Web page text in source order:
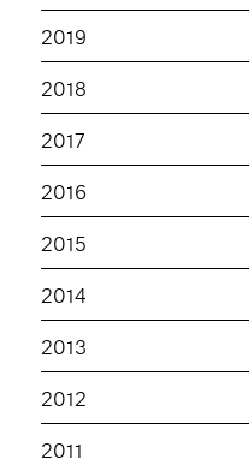
2019
2018
2017
2016
2015
2014
2013
2012
2011